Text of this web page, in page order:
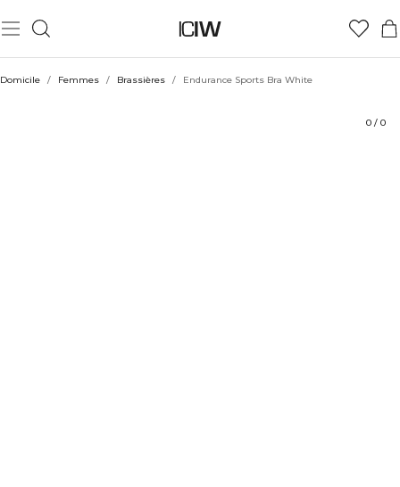
Domicile / Femmes / Brassières / Endurance Sports Bra White
0 / 0